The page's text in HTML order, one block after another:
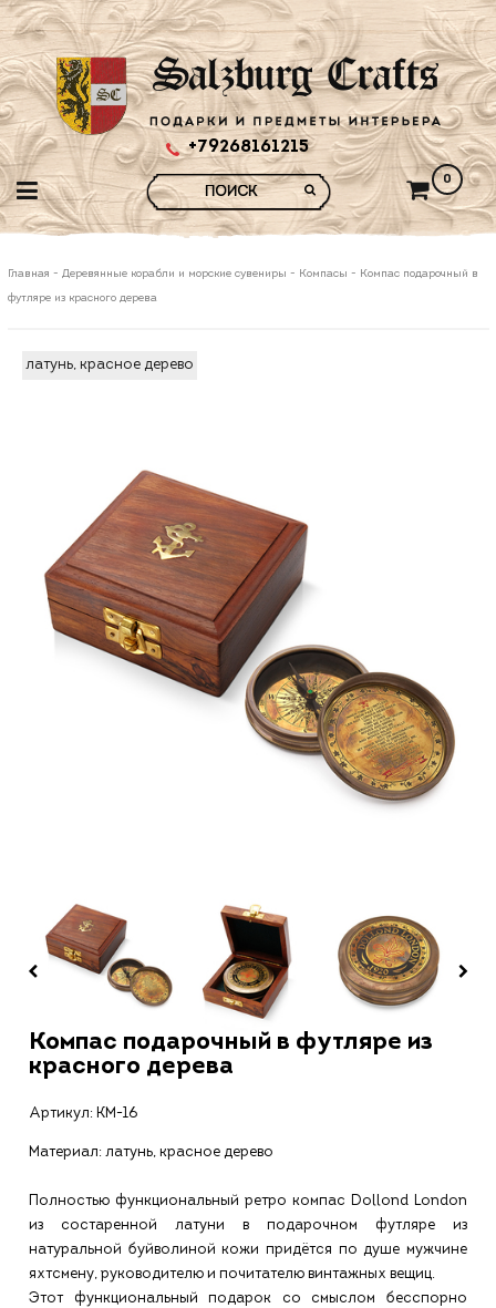
+79268161215
0
Главная - Деревянные корабли и морские сувениры - Компасы - Компас подарочный в
футляре из красного дерева
латунь, красное дерево
Компас подарочный в футляре из
красного дерева
Артикул: КМ-16
Материал: латунь, красное дерево
Полностью функциональный ретро компас Dollond London
из состаренной латуни в подарочном футляре из
натуральной буйволиной кожи придётся по душе мужчине
яхтсмену, руководителю и почитателю винтажных вещиц.
Этот функциональный подарок со смыслом бесспорно